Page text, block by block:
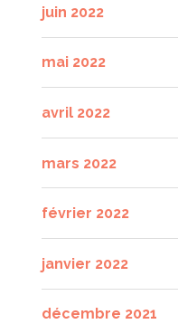
juin 2022
mai 2022
avril 2022
mars 2022
février 2022
janvier 2022
décembre 2021